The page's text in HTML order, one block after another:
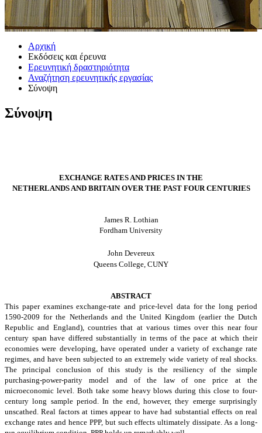
Αρχική
Εκδόσεις και έρευνα
Ερευνητική δραστηριότητα
Αναζήτηση ερευνητικής εργασίας
Σύνοψη
Σύνοψη
EXCHANGE RATES AND PRICES IN THE
NETHERLANDSAND BRITAIN OVER THE PAST FOUR CENTURIES
James R. Lothian
Fordham University
John Devereux
Queens College, CUNY
ABSTRACT
This paper examines exchange-rate and price-level data for the long period
1590-2009 for the Netherlands and the United Kingdom (earlier the Dutch
Republic and England), countries that at various times over this near four
century span have differed substantially in terms of the pace at which their
economies were developing, have operated under a variety of exchange rate
regimes, and have been subjected to an extremely wide variety of real shocks.
The principal conclusion of this study is the resiliency of the simple
purchasing-power-parity model and of the law of one price at the
microeconomic level. Both take some heavy blows during this close to four-
century long sample period. In the end, however, they emerge surprisingly
unscathed. Real factors at times appear to have had substantial effects on real
exchange rates and hence PPP, but such effects ultimately dissipate. As a long-